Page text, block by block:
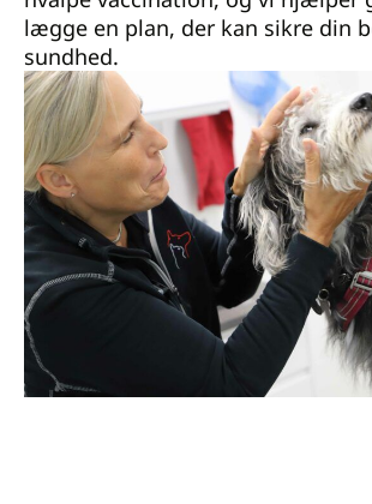
lægge en plan, der kan sikre din
sundhed.